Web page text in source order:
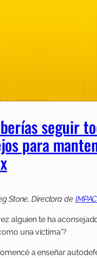
seguir
para
Stone, Directora de
alguien te ha
una víctima”?
a enseñar